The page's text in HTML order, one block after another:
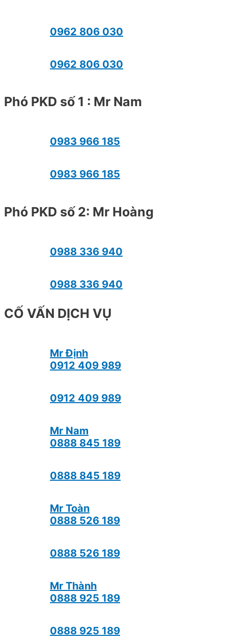
0962 806 030
0962 806 030
Phó PKD số 1 : Mr Nam
0983 966 185
0983 966 185
Phó PKD số 2: Mr Hoàng
0988 336 940
0988 336 940
CỐ VẤN DỊCH VỤ
Mr Định
0912 409 989
0912 409 989
Mr Nam
0888 845 189
0888 845 189
Mr Toàn
0888 526 189
0888 526 189
Mr Thành
0888 925 189
0888 925 189